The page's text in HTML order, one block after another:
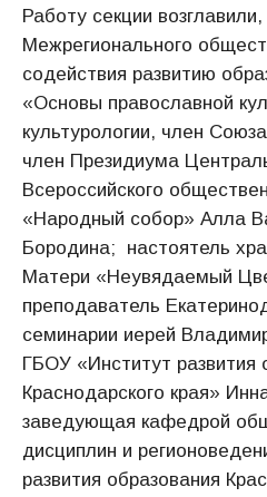
Работу секции
Межрегионального
содействия развитию
«Основы православной
культурологии, член
член Президиума
Всероссийского
«Народный собор» Алла
Бородина; настоятель
Матери «Неувядаемый
преподаватель
семинарии иерей
ГБОУ «Институт развития
Краснодарского края»
заведующая кафедрой
дисциплин и
развития образования